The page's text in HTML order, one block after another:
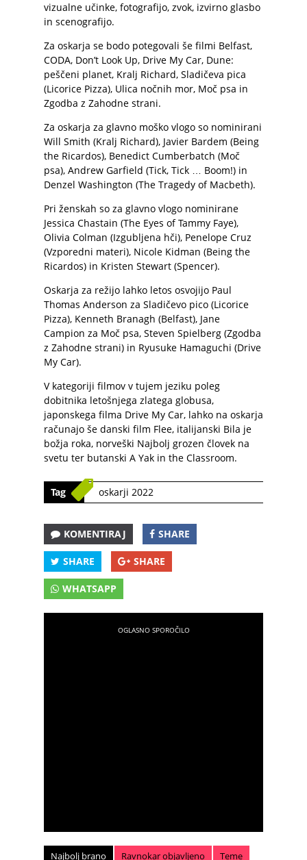
vizualne učinke, fotografijo, zvok, izvirno glasbo
in scenografijo.
Za oskarja se bodo potegovali še filmi Belfast,
CODA, Don’t Look Up, Drive My Car, Dune:
peščeni planet, Kralj Richard, Sladičeva pica
(Licorice Pizza), Ulica nočnih mor, Moč psa in
Zgodba z Zahodne strani.
Za oskarja za glavno moško vlogo so nominirani
Will Smith (Kralj Richard), Javier Bardem (Being
the Ricardos), Benedict Cumberbatch (Moč
psa), Andrew Garfield (Tick, Tick … Boom!) in
Denzel Washington (The Tragedy of Macbeth).
Pri ženskah so za glavno vlogo nominirane
Jessica Chastain (The Eyes of Tammy Faye),
Olivia Colman (Izgubljena hči), Penelope Cruz
(Vzporedni materi), Nicole Kidman (Being the
Ricardos) in Kristen Stewart (Spencer).
Oskarja za režijo lahko letos osvojijo Paul
Thomas Anderson za Sladičevo pico (Licorice
Pizza), Kenneth Branagh (Belfast), Jane
Campion za Moč psa, Steven Spielberg (Zgodba
z Zahodne strani) in Ryusuke Hamaguchi (Drive
My Car).
V kategoriji filmov v tujem jeziku poleg
dobitnika letošnjega zlatega globusa,
japonskega filma Drive My Car, lahko na oskarja
računajo še danski film Flee, italijanski Bila je
božja roka, norveški Najbolj grozen človek na
svetu ter butanski A Yak in the Classroom.
Tag oskarji 2022
KOMENTIRAJ SHARE
SHARE SHARE
WHATSAPP
Najbolj brano Ravnokar objavljeno Teme